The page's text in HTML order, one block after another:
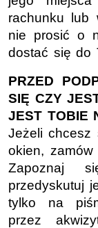
rachunku lub
nie prosić o
dostać się do
PRZED
SIĘ CZY
JEST TOBIE
Jeżeli chcesz
okien, zamów
Zapoznaj
przedyskutuj
tylko na
przez